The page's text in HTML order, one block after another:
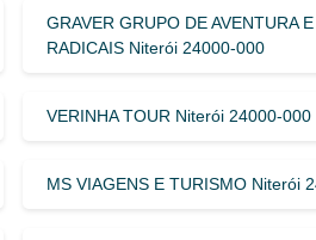
GRAVER GRUPO DE AVENTURA
RADICAIS Niterói 24000-000
VERINHA TOUR Niterói 24000-000
MS VIAGENS E TURISMO Niterói